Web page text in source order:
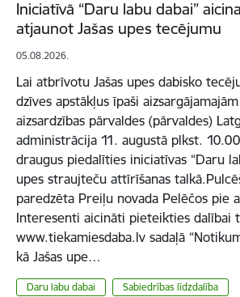
Iniciatīvā “Daru labu dabai”
atjaunot Jašas upes tecējumu
05.08.2026.
Lai atbrīvotu Jašas upes dabisko
dzīves apstākļus īpaši
aizsardzības pārvaldes (pārvaldes)
administrācija 11. augustā plkst.
draugus piedalīties iniciatīvas “Daru
upes straujteču attīrīšanas
paredzēta Preiļu novada Pelēčos pie
Interesenti aicināti pieteikties dalībai
www.tiekamiesdaba.lv sadaļā
kā Jašas upe…
Daru labu dabai Sabiedrības līdzdalība